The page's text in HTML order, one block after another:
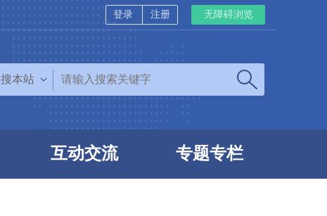
登录 注册 无障碍浏览
搜本站
互动交流 专题专栏